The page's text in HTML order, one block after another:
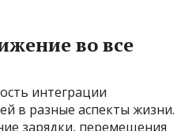
во все
интеграции
в разные аспекты жизни.
зарядки, перемещения